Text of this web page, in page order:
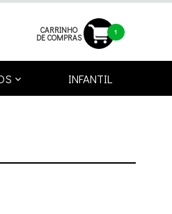
CARRINHO
DE COMPRAS
1
INFANTIL